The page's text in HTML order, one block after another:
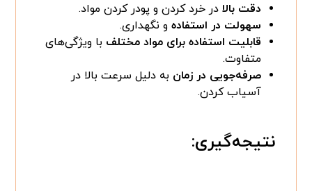
دقت بالا در خرد کردن و پودر کردن مواد.
سهولت در استفاده و نگهداری.
قابلیت استفاده برای مواد مختلف با ویژگی‌های
متفاوت.
صرفه‌جویی در زمان به دلیل سرعت بالا در
آسیاب کردن.
نتیجه‌گیری: